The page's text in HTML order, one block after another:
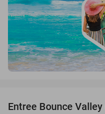
Entree Bounce